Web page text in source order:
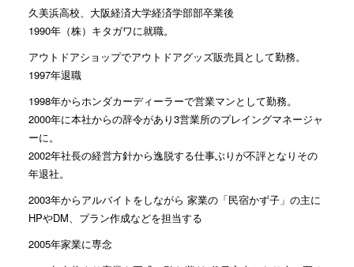
久美浜高校、大阪経済大学経済学部部卒業後
1990年（株）キタガワに就職。
アウトドアショップでアウトドアグッズ販売員として勤務。
1997年退職
1998年からホンダカーディーラーで営業マンとして勤務。
2000年に本社からの辞令があり3営業所のプレイングマネージャ
ーに。
2002年社長の経営方針から逸脱する仕事ぶりが不評となりその
年退社。
2003年からアルバイトをしながら 家業の「民宿かず子」の主に
HPやDM、プラン作成などを担当する
2005年家業に専念